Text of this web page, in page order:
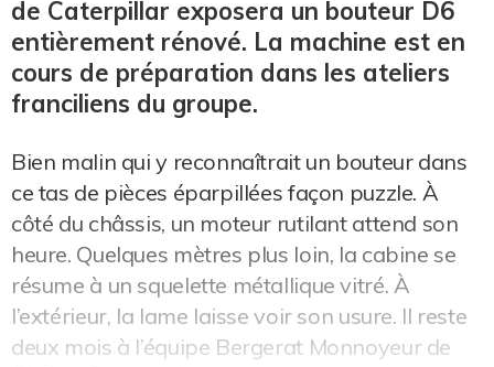
de Caterpillar exposera un bouteur D6
entièrement rénové. La machine est en
cours de préparation dans les ateliers
franciliens du groupe.
Bien malin qui y reconnaîtrait un bouteur dans
ce tas de pièces éparpillées façon puzzle. À
côté du châssis, un moteur rutilant attend son
heure. Quelques mètres plus loin, la cabine se
résume à un squelette métallique vitré. À
l’extérieur, la lame laisse voir son usure. Il reste
deux mois à l’équipe Bergerat Monnoyeur de